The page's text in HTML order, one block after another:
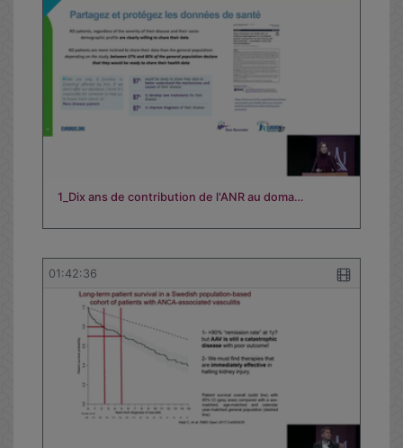
1_Dix ans de contribution de l'ANR au doma…
01:42:36